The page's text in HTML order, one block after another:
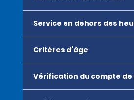
Service en dehors des
Critères d’âge
Vérification du compte de